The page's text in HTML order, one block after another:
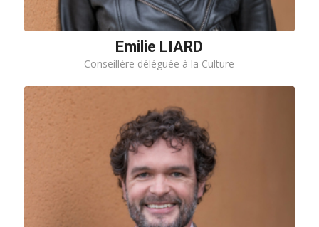
Emilie LIARD
Conseillère déléguée à la Culture